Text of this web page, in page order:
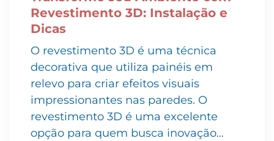
Revestimento 3D: Instalação e
Dicas
O revestimento 3D é uma técnica
decorativa que utiliza painéis em
relevo para criar efeitos visuais
impressionantes nas paredes. O
revestimento 3D é uma excelente
opção para quem busca inovação…